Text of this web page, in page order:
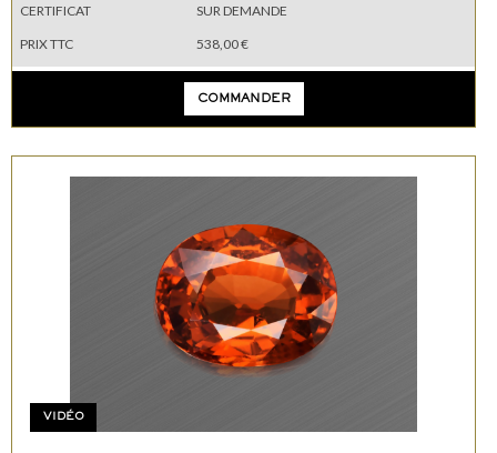
CERTIFICAT
SUR DEMANDE
PRIX TTC
538,00 €
COMMANDER
VIDÉO